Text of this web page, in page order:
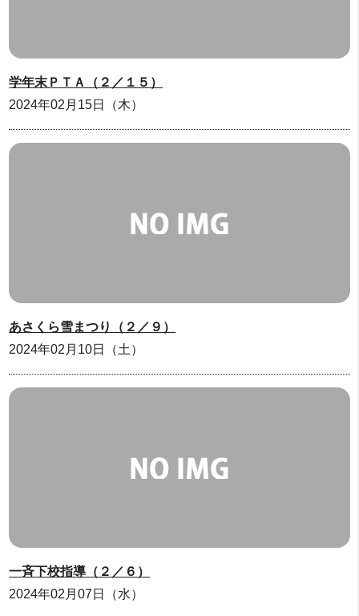
学年末ＰＴＡ（２／１５）
2024年02月15日（木）
あさくら雪まつり（２／９）
2024年02月10日（土）
一斉下校指導（２／６）
2024年02月07日（水）